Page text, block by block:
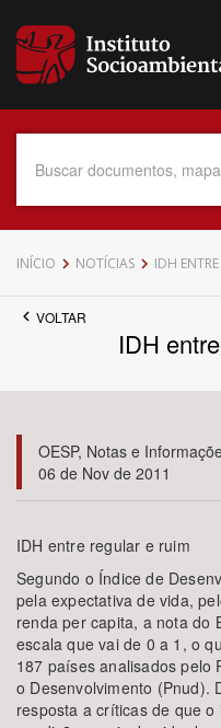
para
conteúdo
Data do Documento
Povo Indígena
Bioma / Bacia
Tema
Subtema
Área de Levantamento
INÍCIO NOTÍCIAS IDH
VOLTAR
IDH
OESP, Notas e
06 de Nov de 2011
IDH entre regular e ruim
Segundo o Índice de
pela expectativa de vida,
renda per capita, a nota do
escala que vai de 0 a 1, o
187 países analisados pelo
o Desenvolvimento (Pnud).
resposta a críticas de que